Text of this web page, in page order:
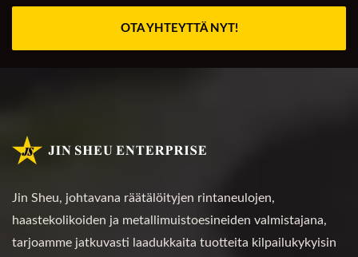
OTA YHTEYTTÄ NYT!
Jin Sheu, johtavana räätälöityjen rintaneulojen,
haastekolikoiden ja metallimuistoesineiden valmistajana,
tarjoamme jatkuvasti laadukkaita tuotteita kilpailukykyisin